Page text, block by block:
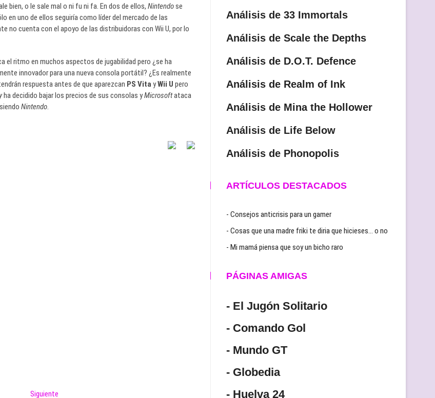
bien, o le sale mal o ni fu ni fa. En dos de ellos, Nintendose
uno de ellos seguiría como líder del mercado de las
no cuenta con el apoyo de las distribuidoras con Wii U, por lo
el ritmo en muchos aspectos de jugabilidad pero ¿se ha
innovador para una nueva consola portátil? ¿Es realmente
respuesta antes de que aparezcan PS VitayWii U pero
ha decidido bajar los precios de sus consolas yMicrosoftataca
Nintendo.
Siguiente
Análisis de 33 Immortals
Análisis de Scale the Depths
Análisis de D.O.T. Defence
Análisis de Realm of Ink
Análisis de Mina the Hollower
Análisis de Life Below
Análisis de Phonopolis
ARTÍCULOS DESTACADOS
- Consejos anticrisis para un gamer
- Cosas que una madre friki te diria que hicieses… o no
- Mi mamá piensa que soy un bicho raro
PÁGINAS AMIGAS
- El Jugón Solitario
- Comando Gol
- Mundo GT
- Globedia
- Huelva 24